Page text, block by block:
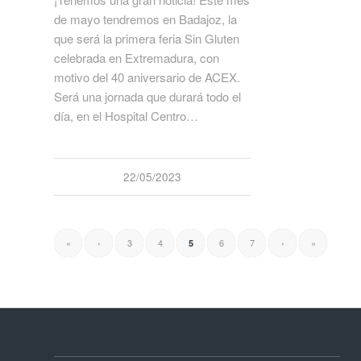
de mayo tendremos en Badajoz, la
que será la primera feria Sin Gluten
celebrada en Extremadura, con
motivo del 40 aniversario de ACEX.
Será una jornada que durará todo el
día, en el Hospital Centro…
22/05/2023
« ‹ 3 4 5 6 7 › »